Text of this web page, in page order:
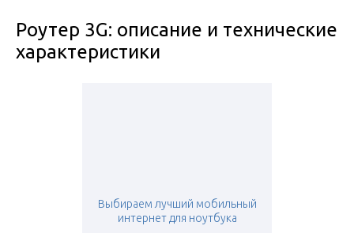
Роутер 3G: описание и технические
характеристики
Выбираем лучший мобильный
интернет для ноутбука